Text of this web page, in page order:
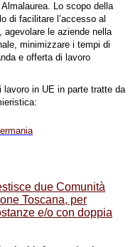
Lo scopo della
di facilitare l’accesso al
agevolare le aziende nella
minimizzare i tempi di
e offerta di lavoro
lavoro in UE in parte tratte da
due Comunità
Toscana, per
e/o con doppia